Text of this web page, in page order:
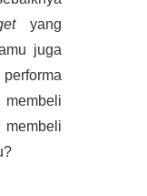
yang
juga
membeli